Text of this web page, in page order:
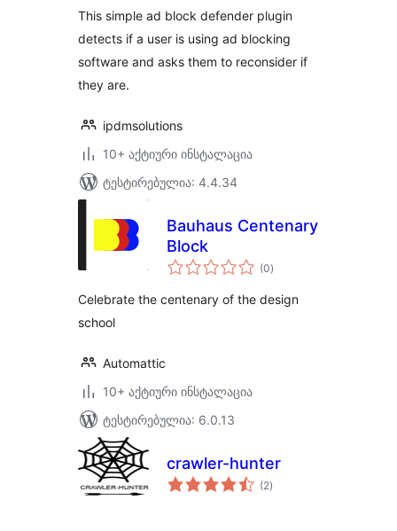
This simple ad block defender plugin
detects if a user is using ad blocking
software and asks them to reconsider if
they are.
ipdmsolutions
10+ აქტიური ინსტალაცია
ტესტირებულია: 4.4.34
Bauhaus Centenary
Block
(0საერთო
რეიტინგი
)
Celebrate the centenary of the design
school
Automattic
10+ აქტიური ინსტალაცია
ტესტირებულია: 6.0.13
crawler-hunter
(2საერთო
რეიტინგი
)